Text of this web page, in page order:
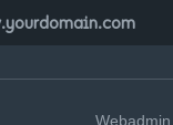
Webadmin